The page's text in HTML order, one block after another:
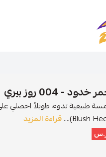
004 روز بيري
طبيعية تدوم طويلاً احصلي
قراءة المزيد